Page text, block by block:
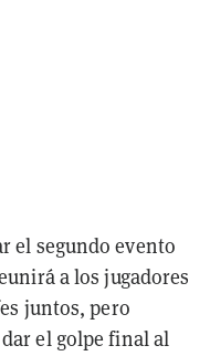
el segundo evento
a los jugadores
juntos, pero
el golpe final al